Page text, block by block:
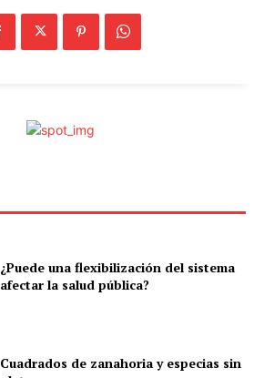
¿Puede una flexibilización del sistema
afectar la salud pública?
Cuadrados de zanahoria y especias sin